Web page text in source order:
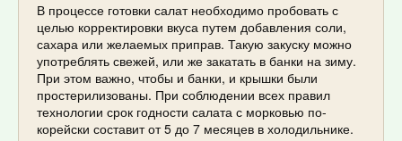
В процессе готовки салат необходимо пробовать с
целью корректировки вкуса путем добавления соли,
сахара или желаемых приправ. Такую закуску можно
употреблять свежей, или же закатать в банки на зиму.
При этом важно, чтобы и банки, и крышки были
простерилизованы. При соблюдении всех правил
технологии срок годности салата с морковью по-
корейски составит от 5 до 7 месяцев в холодильнике.